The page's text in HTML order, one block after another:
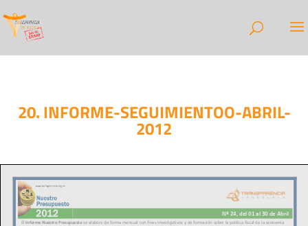
20. INFORME-SEGUIMIENTOO-ABRIL-
2012